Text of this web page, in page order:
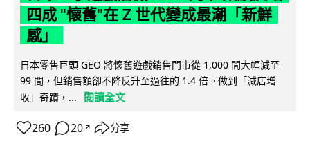
四成 "懷舊"在 Z 世代變成最潮「新鮮
感」
日本零售巨頭 GEO 將懷舊遊戲銷售門市從 1,000 間大幅減至
99 間，但銷售額卻不降反升至過往的 1.4 倍。做到「減店增
收」奇蹟，...
閱讀全文
260 20 ↗ 分享